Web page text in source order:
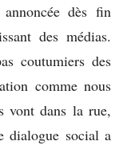
dès fin
des médias.
coutumiers des
comme nous
vont dans la rue,
dialogue social a